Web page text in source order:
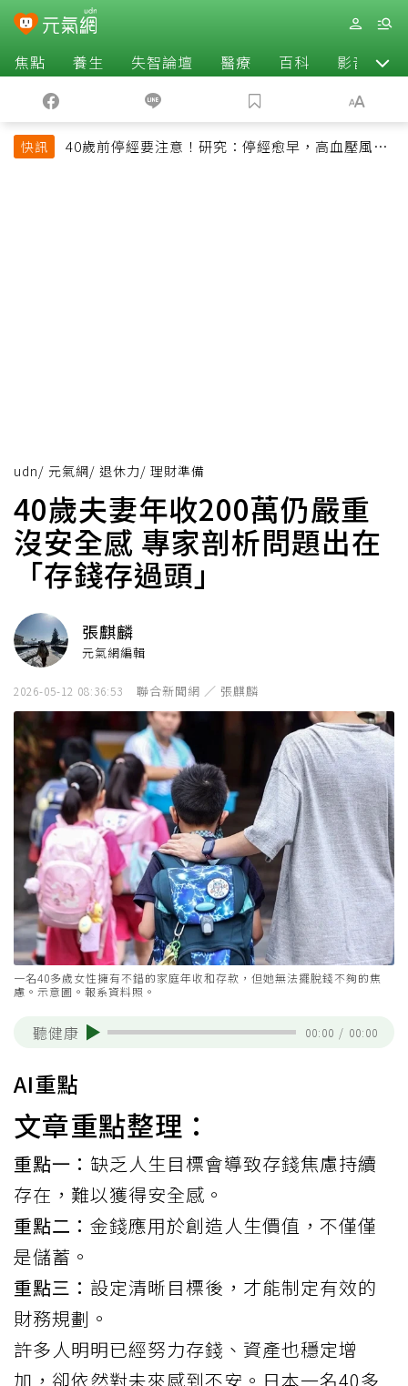
焦點 養生 失智論壇 醫療 百科 影音
快訊
40歲前停經要注意！研究：停經愈早，高血壓風險
udn/ 元氣網/ 退休力/ 理財準備
40歲夫妻年收200萬仍嚴重
沒安全感 專家剖析問題出在
「存錢存過頭」
張麒麟
元氣網編輯
2026-05-12 08:36:53 聯合新聞網 ／ 張麒麟
一名40多歲女性擁有不錯的家庭年收和存款，但她無法擺脫錢不夠的焦
慮。示意圖。報系資料照。
聽健康 00:00 / 00:00
AI重點
文章重點整理：
重點一： 缺乏人生目標會導致存錢焦慮持續
存在，難以獲得安全感。
重點二： 金錢應用於創造人生價值，不僅僅
是儲蓄。
重點三： 設定清晰目標後，才能制定有效的
財務規劃。
許多人明明已經努力存錢、資產也穩定增
加，卻依然對未來感到不安。日本一名40多